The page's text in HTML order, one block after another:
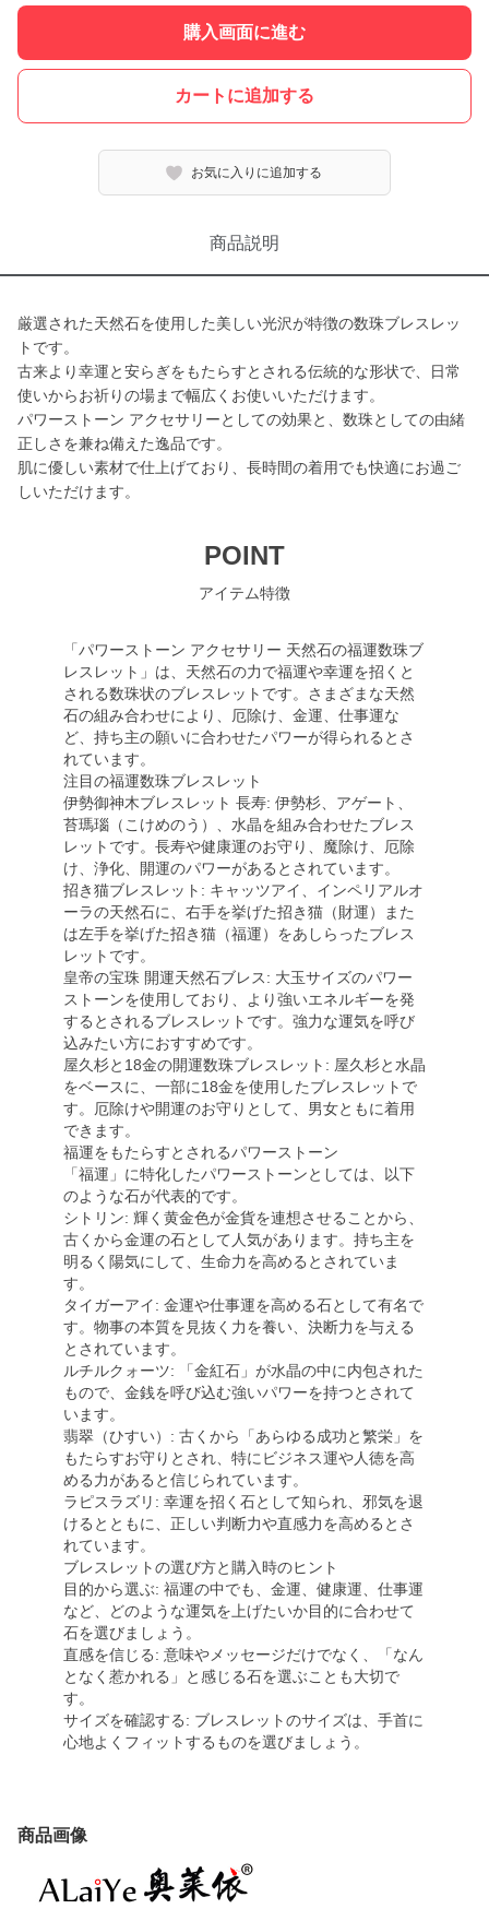
購入画面に進む
カートに追加する
お気に入りに追加する
商品説明
厳選された天然石を使用した美しい光沢が特徴の数珠ブレスレッ
トです。
古来より幸運と安らぎをもたらすとされる伝統的な形状で、日常
使いからお祈りの場まで幅広くお使いいただけます。
パワーストーン アクセサリーとしての効果と、数珠としての由緒
正しさを兼ね備えた逸品です。
肌に優しい素材で仕上げており、長時間の着用でも快適にお過ご
しいただけます。
POINT
アイテム特徴
「パワーストーン アクセサリー 天然石の福運数珠ブ
レスレット」は、天然石の力で福運や幸運を招くと
される数珠状のブレスレットです。さまざまな天然
石の組み合わせにより、厄除け、金運、仕事運な
ど、持ち主の願いに合わせたパワーが得られるとさ
れています。
注目の福運数珠ブレスレット
伊勢御神木ブレスレット 長寿: 伊勢杉、アゲート、
苔瑪瑙（こけめのう）、水晶を組み合わせたブレス
レットです。長寿や健康運のお守り、魔除け、厄除
け、浄化、開運のパワーがあるとされています。
招き猫ブレスレット: キャッツアイ、インペリアルオ
ーラの天然石に、右手を挙げた招き猫（財運）また
は左手を挙げた招き猫（福運）をあしらったブレス
レットです。
皇帝の宝珠 開運天然石ブレス: 大玉サイズのパワー
ストーンを使用しており、より強いエネルギーを発
するとされるブレスレットです。強力な運気を呼び
込みたい方におすすめです。
屋久杉と18金の開運数珠ブレスレット: 屋久杉と水晶
をベースに、一部に18金を使用したブレスレットで
す。厄除けや開運のお守りとして、男女ともに着用
できます。
福運をもたらすとされるパワーストーン
「福運」に特化したパワーストーンとしては、以下
のような石が代表的です。
シトリン: 輝く黄金色が金貨を連想させることから、
古くから金運の石として人気があります。持ち主を
明るく陽気にして、生命力を高めるとされていま
す。
タイガーアイ: 金運や仕事運を高める石として有名で
す。物事の本質を見抜く力を養い、決断力を与える
とされています。
ルチルクォーツ: 「金紅石」が水晶の中に内包された
もので、金銭を呼び込む強いパワーを持つとされて
います。
翡翠（ひすい）: 古くから「あらゆる成功と繁栄」を
もたらすお守りとされ、特にビジネス運や人徳を高
める力があると信じられています。
ラピスラズリ: 幸運を招く石として知られ、邪気を退
けるとともに、正しい判断力や直感力を高めるとさ
れています。
ブレスレットの選び方と購入時のヒント
目的から選ぶ: 福運の中でも、金運、健康運、仕事運
など、どのような運気を上げたいか目的に合わせて
石を選びましょう。
直感を信じる: 意味やメッセージだけでなく、「なん
となく惹かれる」と感じる石を選ぶことも大切で
す。
サイズを確認する: ブレスレットのサイズは、手首に
心地よくフィットするものを選びましょう。
商品画像